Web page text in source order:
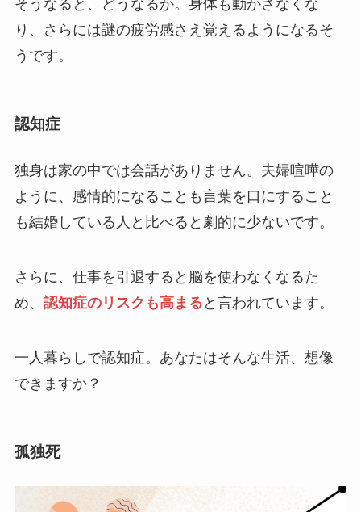
そうなると、どうなるか。身体も動かさなくな
り、さらには謎の疲労感さえ覚えるようになるそ
うです。
認知症
独身は家の中では会話がありません。夫婦喧嘩の
ように、感情的になることも言葉を口にすること
も結婚している人と比べると劇的に少ないです。
さらに、仕事を引退すると脳を使わなくなるた
め、 認知症のリスクも高まる と言われています。
一人暮らしで認知症。あなたはそんな生活、想像
できますか？
孤独死